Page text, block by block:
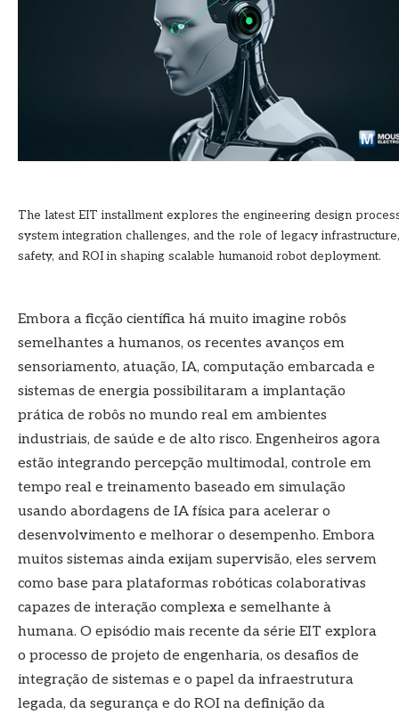
The latest EIT installment explores the engineering design
system integration challenges, and the role of legacy infrastructure,
safety, and ROI in shaping scalable humanoid robot deployment.
Embora a ficção científica há muito imagine robôs
semelhantes a humanos, os recentes avanços em
sensoriamento, atuação, IA, computação embarcada e
sistemas de energia possibilitaram a implantação
prática de robôs no mundo real em ambientes
industriais, de saúde e de alto risco. Engenheiros agora
estão integrando percepção multimodal, controle em
tempo real e treinamento baseado em simulação
usando abordagens de IA física para acelerar o
desenvolvimento e melhorar o desempenho. Embora
muitos sistemas ainda exijam supervisão, eles servem
como base para plataformas robóticas colaborativas
capazes de interação complexa e semelhante à
humana. O episódio mais recente da série EIT explora
o processo de projeto de engenharia, os desafios de
integração de sistemas e o papel da infraestrutura
legada, da segurança e do ROI na definição da